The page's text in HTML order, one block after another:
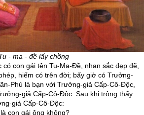
- ma - đề lấy chồng
con gái tên Tu-Ma-Đề, nhan sắc đẹp đẽ,
hiếm có trên đời; bấy giờ có Trưởng-
Phú là bạn với Trưởng-giả Cấp-Cô-Độc,
giả Cấp-Cô-Độc. Sau khi trông thấy
giả Cấp-Cô-Độc:
con gái ông không?